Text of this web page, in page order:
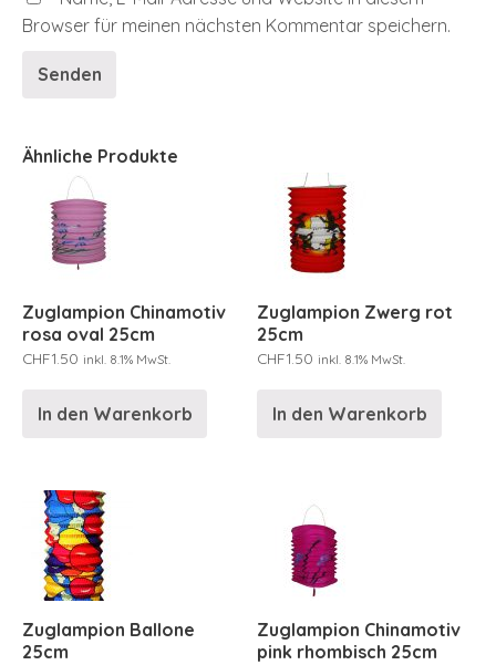
Browser für meinen nächsten Kommentar speichern.
Ähnliche Produkte
Zuglampion Chinamotiv
rosa oval 25cm
CHF1.50 inkl. 8.1% MwSt.
In den Warenkorb
Zuglampion Zwerg rot
25cm
CHF1.50 inkl. 8.1% MwSt.
In den Warenkorb
Zuglampion Ballone
25cm
Zuglampion Chinamotiv
pink rhombisch 25cm